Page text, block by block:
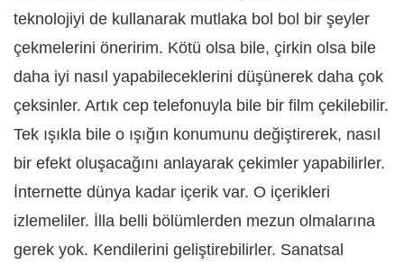
teknolojiyi de kullanarak mutlaka bol bol bir şeyler
çekmelerini öneririm. Kötü olsa bile, çirkin olsa bile
daha iyi nasıl yapabileceklerini düşünerek daha çok
çeksinler. Artık cep telefonuyla bile bir film çekilebilir.
Tek ışıkla bile o ışığın konumunu değiştirerek, nasıl
bir efekt oluşacağını anlayarak çekimler yapabilirler.
İnternette dünya kadar içerik var. O içerikleri
izlemeliler. İlla belli bölümlerden mezun olmalarına
gerek yok. Kendilerini geliştirebilirler. Sanatsal